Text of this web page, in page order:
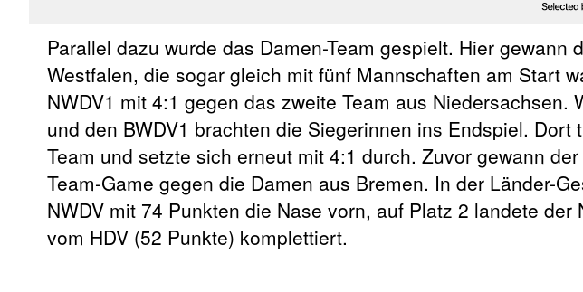
Parallel dazu wurde das Damen-Team gespielt. Hier gewann
Westfalen, die sogar gleich mit fünf Mannschaften am Start
NWDV1 mit 4:1 gegen das zweite Team aus Niedersachsen.
und den BWDV1 brachten die Siegerinnen ins Endspiel.
Team und setzte sich erneut mit 4:1 durch. Zuvor gewann
Team-Game gegen die Damen aus Bremen. In der Länder-
NWDV mit 74 Punkten die Nase vorn, auf Platz 2 landete
vom HDV (52 Punkte) komplettiert.